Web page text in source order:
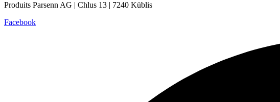
Produits Parsenn AG | Chlus 13 | 7240 Küblis
Facebook